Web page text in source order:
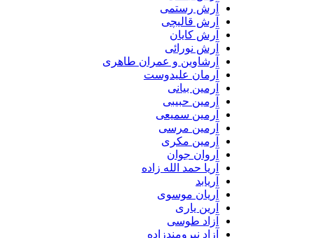
آرش رستمی
آرش قالیچی
آرش کایان
آرش نورائی
آرشاوین و عمران طاهری
آرمان علیدوست
آرمین بیانی
آرمین حبیبی
آرمین سمیعی
آرمین مرسی
آرمین مکری
آروان جوان
آریا حمد الله زاده
آریابد
آریان موسوی
آرین یاری
آزاد طوسی
آزاد نیرومندزاده